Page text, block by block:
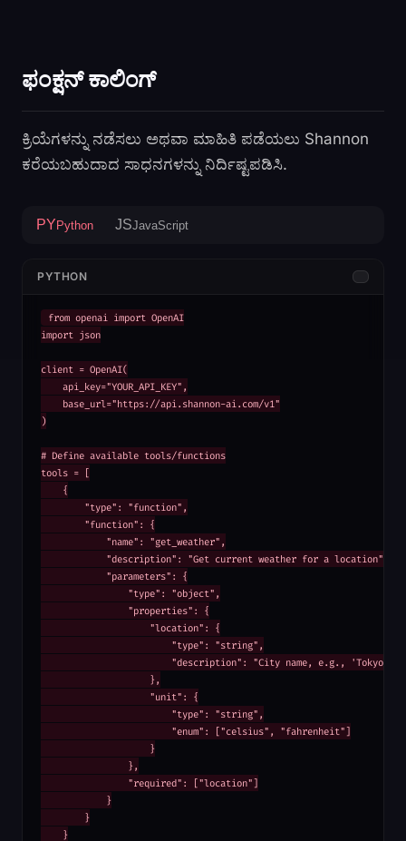
ಫಂಕ್ಷನ್ ಕಾಲಿಂಗ್
ಕ್ರಿಯೆಗಳನ್ನು ನಡೆಸಲು ಅಥವಾ ಮಾಹಿತಿ ಪಡೆಯಲು Shannon
ಕರೆಯಬಹುದಾದ ಸಾಧನಗಳನ್ನು ನಿರ್ದಿಷ್ಟಪಡಿಸಿ.
PYPython JSJavaScript
PYTHON
from openai import OpenAI
import json
client = OpenAI(
    api_key="YOUR_API_KEY",
    base_url="https://api.shannon-ai.com/v1"
)
# Define available tools/functions
tools = [
    {
        "type": "function",
        "function": {
            "name": "get_weather",
            "description": "Get current weather for a location",
            "parameters": {
                "type": "object",
                "properties": {
                    "location": {
                        "type": "string",
                        "description": "City name, e.g., 'Tokyo'"
                    },
                    "unit": {
                        "type": "string",
                        "enum": ["celsius", "fahrenheit"]
                    }
                },
                "required": ["location"]
            }
        }
    }